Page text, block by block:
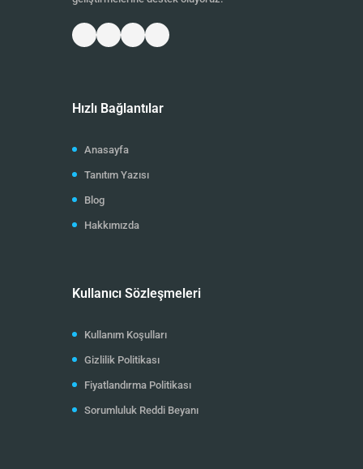
Hızlı Bağlantılar
Anasayfa
Tanıtım Yazısı
Blog
Hakkımızda
Kullanıcı Sözleşmeleri
Kullanım Koşulları
Gizlilik Politikası
Fiyatlandırma Politikası
Sorumluluk Reddi Beyanı